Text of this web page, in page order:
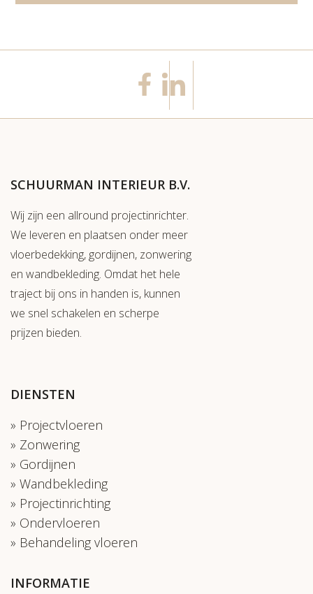
SCHUURMAN INTERIEUR B.V.
Wij zijn een allround projectinrichter.
We leveren en plaatsen onder meer
vloerbedekking, gordijnen, zonwering
en wandbekleding. Omdat het hele
traject bij ons in handen is, kunnen
we snel schakelen en scherpe
prijzen bieden.
DIENSTEN
Projectvloeren
Zonwering
Gordijnen
Wandbekleding
Projectinrichting
Ondervloeren
Behandeling vloeren
INFORMATIE